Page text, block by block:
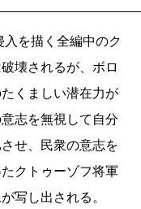
を描く全編中のク
壊されるが、ボロ
くましい潜在力が
志を無視して自分
せ、民衆の意志を
クトゥーゾフ将軍
写し出される。